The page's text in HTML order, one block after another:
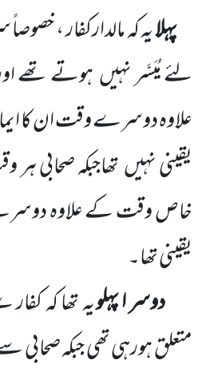
پہلایہ کہ مالدارکفار ،
لئے مُیَسَّر نہیںہوتے تھے
علاوہ دوسرے وقت ان کا
یقینی نہیںتھاجبکہ صحابی
خاص وقت کے علاوہ
یقینی تھا۔
دوسر ا پہلویہ تھا کہ
متعلق ہورہی تھی جبکہ صحابی